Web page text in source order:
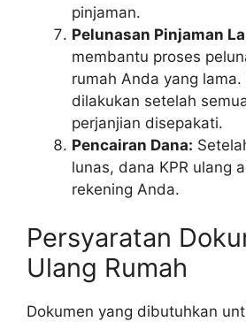
pinjaman.
Pelunasan Pinjaman
membantu proses
rumah Anda yang lama.
dilakukan setelah
perjanjian disepakati.
Pencairan Dana:
lunas, dana KPR ulang
rekening Anda.
Persyaratan
Ulang Rumah
Dokumen yang dibutuhkan